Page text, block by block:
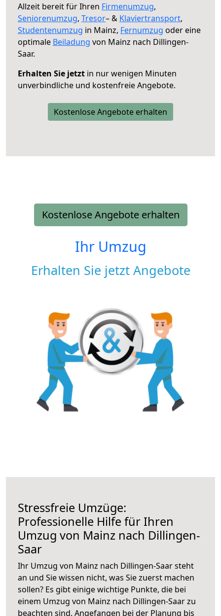
Allzeit bereit für Ihren Firmenumzug,
Seniorenumzug, Tresor– & Klaviertransport,
Studentenumzug in Mainz, Fernumzug oder eine
optimale Beiladung von Mainz nach Dillingen-
Saar.
Erhalten Sie jetzt in nur wenigen Minuten
unverbindliche und kostenfreie Angebote.
Kostenlose Angebote erhalten
Kostenlose Angebote erhalten
Ihr Umzug
Erhalten Sie jetzt Angebote
Stressfreie Umzüge:
Professionelle Hilfe für Ihren
Umzug von Mainz nach Dillingen-
Saar
Ihr Umzug von Mainz nach Dillingen-Saar steht
an und Sie wissen nicht, was Sie zuerst machen
sollen? Es gibt einige wichtige Punkte, die bei
einem Umzug von Mainz nach Dillingen-Saar zu
beachten sind. Angefangen bei der Planung bis